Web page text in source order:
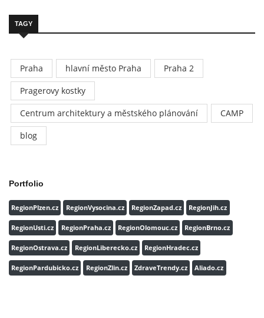
TAGY
Praha hlavní město Praha
Praha 2
Pragerovy kostky
Centrum architektury a městského plánování
CAMP
blog
Portfolio
RegionPlzen.cz RegionVysocina.cz RegionZapad.cz RegionJih.cz
RegionUsti.cz RegionPraha.cz RegionOlomouc.cz RegionBrno.cz
RegionOstrava.cz RegionLiberecko.cz RegionHradec.cz
RegionPardubicko.cz RegionZlin.cz ZdraveTrendy.cz Aliado.cz